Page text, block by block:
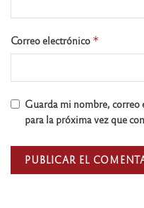
Correo electrónico *
Guarda mi nombre, correo
para la próxima vez que